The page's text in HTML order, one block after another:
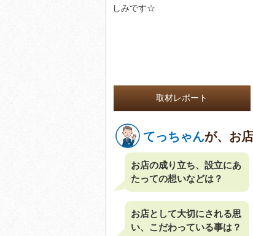
しみです☆
取材レポート
てっちゃんが、お
お店の成り立ち、設立にあ
たっての想いなどは？
お店として大切にされる思
い、こだわっている事は？